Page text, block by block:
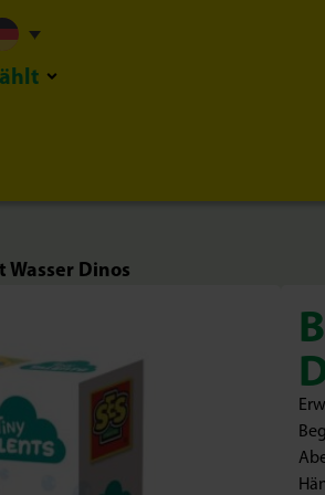
Wasser Dinos